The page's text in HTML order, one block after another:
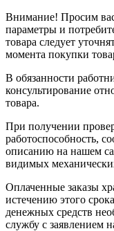
Внимание! Просим
параметры и
товара следует
момента покупки
В обязанности
консультирование
товара.
При получении
работоспособность,
описанию на нашем
видимых
Оплаченные заказы
истечению этого
денежных средств
службу с заявлением